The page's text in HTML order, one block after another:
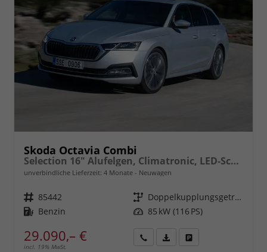
Skoda Octavia Combi
Selection 16" Alufelgen, Climatronic, LED-Scheinwerfer, Parksensoren hinten, Radio 10" + Wireless Smartlink, Tempomat, Multifunktions-Lederlenkrad, Dachreling uvm.
unverbindliche Lieferzeit: 4 Monate Neuwagen
Fahrzeugnr. 85442 Getriebe
Doppelkupplungsgetriebe (DSG)
Kraftstoff Benzin Leistung 85 kW (116 PS)
29.090,– €
incl. 19% MwSt.